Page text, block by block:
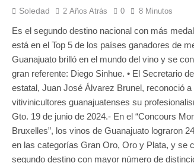
Soledad 2 Años Atrás 0 8 Minutos
Es el segundo destino nacional con más
está en el Top 5 de los países ganadores de
Guanajuato brilló en el mundo del vino y se
gran referente: Diego Sinhue. • El Secretario
estatal, Juan José Álvarez Brunel, reconoció a
vitivinicultores guanajuatenses su
Gto. 19 de junio de 2024.- En el “Concours
Bruxelles”, los vinos de Guanajuato lograron
en las categorías Gran Oro, Oro y Plata, y se
segundo destino con mayor número de